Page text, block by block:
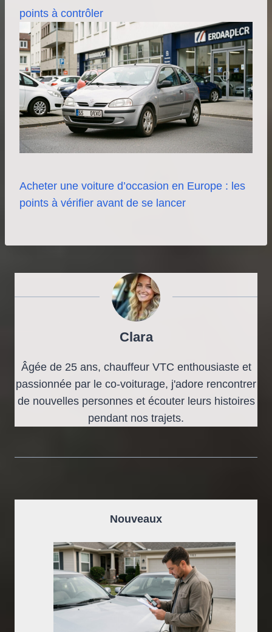
points à contrôler
Acheter une voiture d’occasion en Europe : les
points à vérifier avant de se lancer
Clara
Âgée de 25 ans, chauffeur VTC enthousiaste et
passionnée par le co-voiturage, j'adore rencontrer
de nouvelles personnes et écouter leurs histoires
pendant nos trajets.
Nouveaux